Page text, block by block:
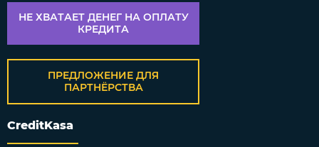
НЕ ХВАТАЕТ ДЕНЕГ НА ОПЛАТУ
КРЕДИТА
ПРЕДЛОЖЕНИЕ ДЛЯ
ПАРТНЁРСТВА
CreditKasa